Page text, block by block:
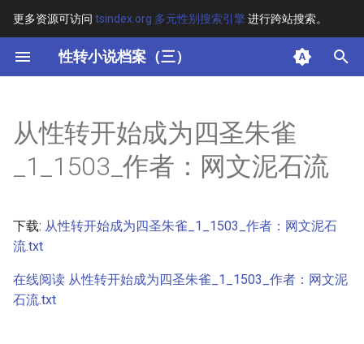
更多资源可访问 tsindex.org 多元性别搜索引擎进行跨站搜索。
性转小说档案（三）
键
开
索
其他信息
从性转开始成为四圣朱雀
_1_1503_作者：网文泥石流
下载: 从性转开始成为四圣朱雀_1_1503_作者：网文泥石
流.txt
在线阅读 从性转开始成为四圣朱雀_1_1503_作者：网文泥
石流.txt